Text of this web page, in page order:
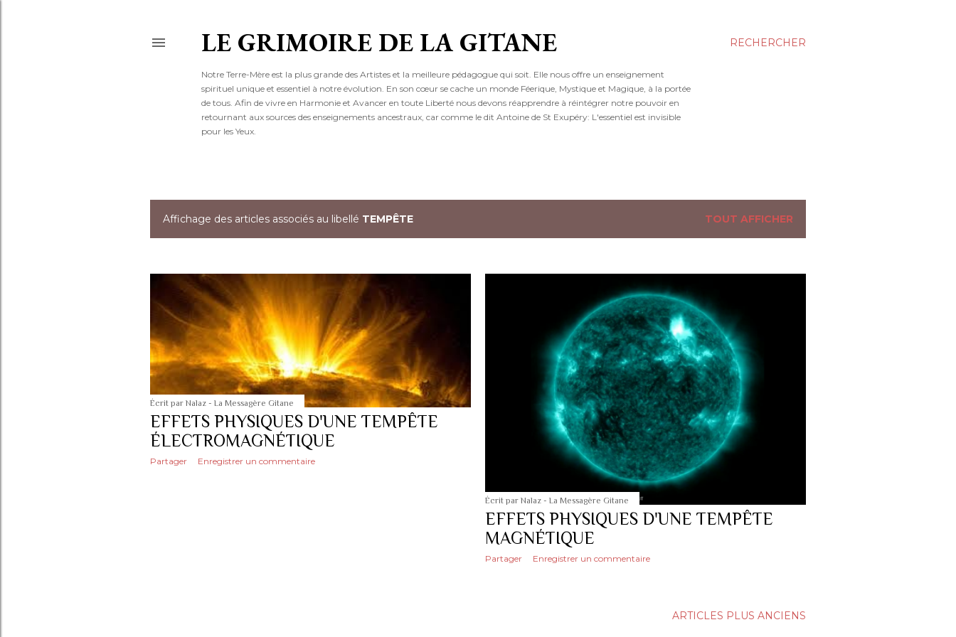
RECHERCHER
LE GRIMOIRE DE LA GITANE
Notre Terre-Mère est la plus grande des Artistes et la meilleure pédagogue qui soit. Elle nous offre un enseignement
spirituel unique et essentiel à notre évolution. En son cœur se cache un monde Féerique, Mystique et Magique, à la portée
de tous. Afin de vivre en Harmonie et Avancer en toute Liberté nous devons réapprendre à réintégrer notre pouvoir en
retournant aux sources des enseignements ancestraux, car comme le dit Antoine de St Exupéry: L'essentiel est invisible
pour les Yeux.
A
t
c
l
e
s
Affichage des articles associés au libellé TEMPÊTE TOUT AFFICHER
Écrit par Nalaz - La Messagère Gitane
EFFETS PHYSIQUES D'UNE TEMPÊTE
ÉLECTROMAGNÉTIQUE
Partager Enregistrer un commentaire
Écrit par Nalaz - La Messagère Gitane
EFFETS PHYSIQUES D'UNE TEMPÊTE
MAGNÉTIQUE
Partager Enregistrer un commentaire
ARTICLES PLUS ANCIENS